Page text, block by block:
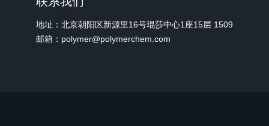
地址：北京朝阳区新源里16号琨莎中心1座15层 1509
邮箱：polymer@polymerchem.com